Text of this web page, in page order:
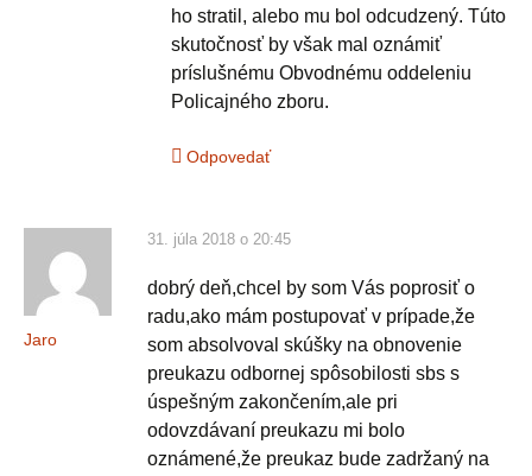
ho stratil, alebo mu bol odcudzený. Túto
skutočnosť by však mal oznámiť
príslušnému Obvodnému oddeleniu
Policajného zboru.
Odpovedať
Jaro
31. júla 2018 o 20:45
dobrý deň,chcel by som Vás poprosiť o
radu,ako mám postupovať v prípade,že
som absolvoval skúšky na obnovenie
preukazu odbornej spôsobilosti sbs s
úspešným zakončením,ale pri
odovzdávaní preukazu mi bolo
oznámené,že preukaz bude zadržaný na